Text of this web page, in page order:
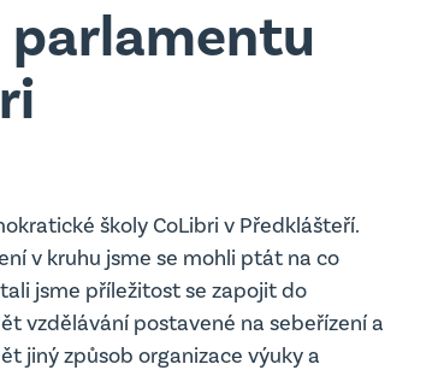
parlamentu
školy CoLibri v Předklášteří.
v kruhu jsme se mohli ptát na co
jsme příležitost se zapojit do
vzdělávání postavené na sebeřízení a
jiný způsob organizace výuky a